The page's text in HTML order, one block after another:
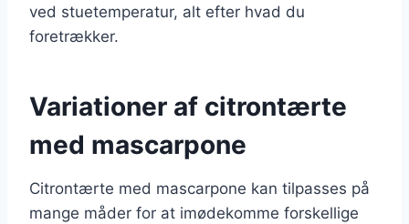
ved stuetemperatur, alt efter hvad du
foretrækker.
Variationer af citrontærte
med mascarpone
Citrontærte med mascarpone kan tilpasses på
mange måder for at imødekomme forskellige